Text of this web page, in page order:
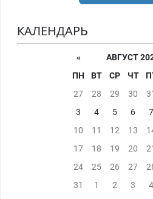
КАЛЕНДАРЬ
«
АВГУСТ
ПН
ВТ СР ЧТ
27
28 29 30
3
4 5 6 7
10
11 12 13
17
18 19 20
24
25 26 27
31
1 2 3 4